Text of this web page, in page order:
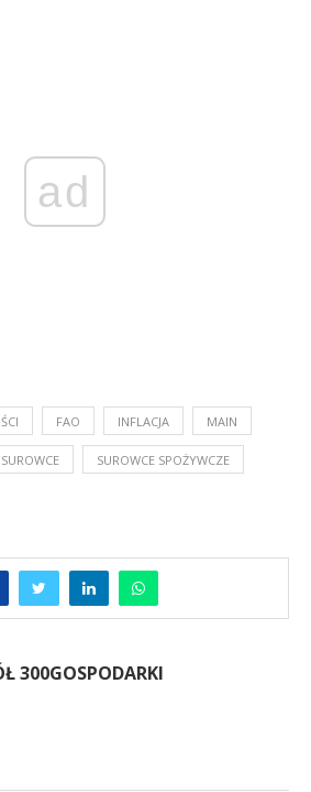
ad
FAO INFLACJA MAIN
SUROWCE SUROWCE SPOŻYWCZE
300GOSPODARKI